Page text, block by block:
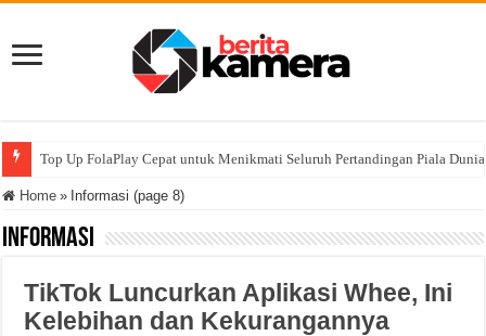
Top Up FolaPlay Cepat untuk Menikmati Seluruh Pertandingan Piala
Home » Informasi (page 8)
Informasi
TikTok Luncurkan Aplikasi Whee, Ini
Kelebihan dan Kekurangannya